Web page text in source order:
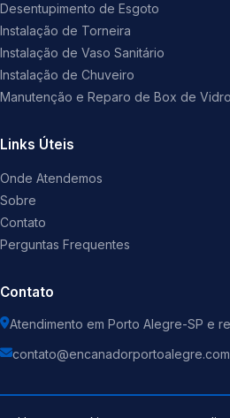
Desentupimento de Esgoto
Instalação de Torneira
Instalação de Vaso Sanitário
Instalação de Chuveiro
Manutenção e Reparo de Box de Vidro
Links Úteis
Onde Atendemos
Sobre
Contato
Perguntas Frequentes
Contato
Atendimento em Porto Alegre-SP e
contato@encanadorportoalegre.com